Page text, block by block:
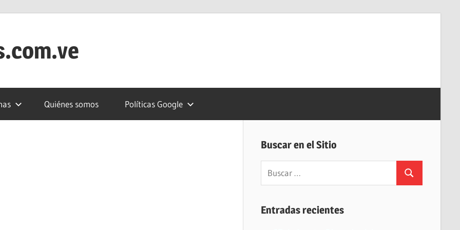
Quiénes somos Políticas Google
Buscar en el Sitio
Buscar:
Buscar
Entradas recientes